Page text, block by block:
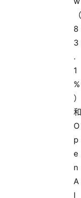
（
8
3
.
1
%
）
和
O
p
e
n
A
I